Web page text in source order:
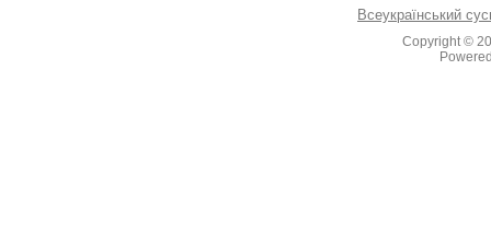
Всеукраїнський
Copyright ©